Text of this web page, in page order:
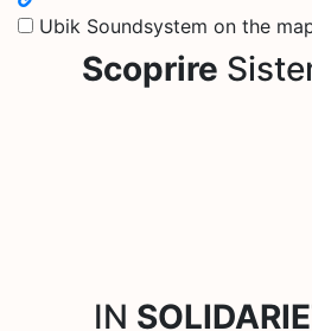
Ubik Soundsystem on the
Scoprire
IN